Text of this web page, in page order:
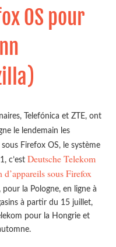
OS pour
Telefónica et ZTE, ont
le lendemain les
sous Firefox OS, le système
c’est Deutsche Telekom
d’appareils sous Firefox
pour la Pologne, en ligne à
à partir du 15 juillet,
pour la Hongrie et